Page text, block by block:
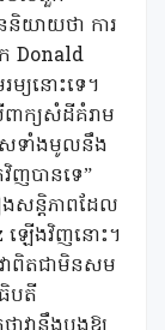
និយាយថា ការ
Donald
យនោះទេ។
ក្យសំដីគំរាម
ទាំងមូលនឹង
ញបានទេ”
ងសន្តិភាពដែល
ឡើងវិញនោះ។
ាពិតជាមិនសម
ធិបតី